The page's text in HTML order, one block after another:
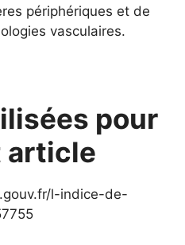
périphériques et de
vasculaires.
pour
article
l-indice-de-